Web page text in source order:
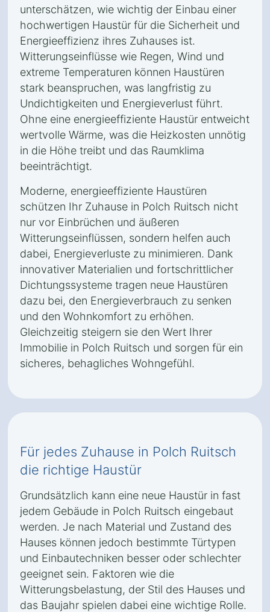
unterschätzen, wie wichtig der Einbau einer
hochwertigen Haustür für die Sicherheit und
Energieeffizienz ihres Zuhauses ist.
Witterungseinflüsse wie Regen, Wind und
extreme Temperaturen können Haustüren
stark beanspruchen, was langfristig zu
Undichtigkeiten und Energieverlust führt.
Ohne eine energieeffiziente Haustür entweicht
wertvolle Wärme, was die Heizkosten unnötig
in die Höhe treibt und das Raumklima
beeinträchtigt.
Moderne, energieeffiziente Haustüren
schützen Ihr Zuhause in Polch Ruitsch nicht
nur vor Einbrüchen und äußeren
Witterungseinflüssen, sondern helfen auch
dabei, Energieverluste zu minimieren. Dank
innovativer Materialien und fortschrittlicher
Dichtungssysteme tragen neue Haustüren
dazu bei, den Energieverbrauch zu senken
und den Wohnkomfort zu erhöhen.
Gleichzeitig steigern sie den Wert Ihrer
Immobilie in Polch Ruitsch und sorgen für ein
sicheres, behagliches Wohngefühl.
Für jedes Zuhause in Polch Ruitsch
die richtige Haustür
Grundsätzlich kann eine neue Haustür in fast
jedem Gebäude in Polch Ruitsch eingebaut
werden. Je nach Material und Zustand des
Hauses können jedoch bestimmte Türtypen
und Einbautechniken besser oder schlechter
geeignet sein. Faktoren wie die
Witterungsbelastung, der Stil des Hauses und
das Baujahr spielen dabei eine wichtige Rolle.